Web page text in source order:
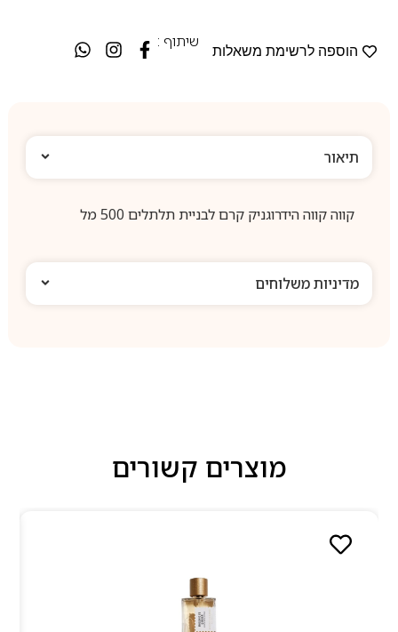
הוספה לרשימת משאלות
שיתוף :
תיאור
קווה קווה הידרוגניק קרם לבניית תלתלים 500 מל
מדיניות משלוחים
מוצרים קשורים